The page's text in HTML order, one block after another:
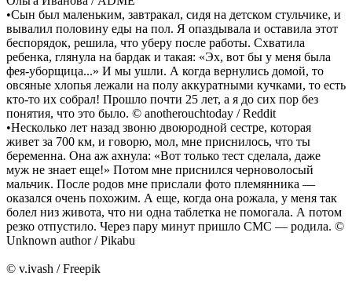
•Сын был маленьким, завтракал, сидя на детском стульчике, и
вывалил половину еды на пол. Я опаздывала и оставила этот
беспорядок, решила, что уберу после работы. Схватила
ребенка, глянула на бардак и такая: «Эх, вот бы у меня была
фея-уборщица...» И мы ушли. А когда вернулись домой, то
овсяные хлопья лежали на полу аккуратными кучками, то есть
кто-то их собрал! Прошло почти 25 лет, а я до сих пор без
понятия, что это было. © anotherouchtoday / Reddit
•Несколько лет назад звоню двоюродной сестре, которая
живет за 700 км, и говорю, мол, мне приснилось, что ты
беременна. Она аж ахнула: «Вот только тест сделала, даже
муж не знает еще!» Потом мне приснился черноволосый
мальчик. После родов мне прислали фото племянника —
оказался очень похожим. А еще, когда она рожала, у меня так
болел низ живота, что ни одна таблетка не помогала. А потом
резко отпустило. Через пару минут пришло СМС — родила. ©
Unknown author / Pikabu
© v.ivash / Freepik